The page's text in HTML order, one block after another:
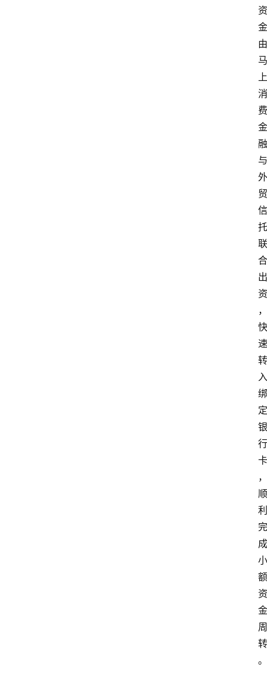
资
金
由
马
上
消
费
金
融
与
外
贸
信
托
联
合
出
资
，
快
速
转
入
绑
定
银
行
卡
，
顺
利
完
成
小
额
资
金
周
转
。